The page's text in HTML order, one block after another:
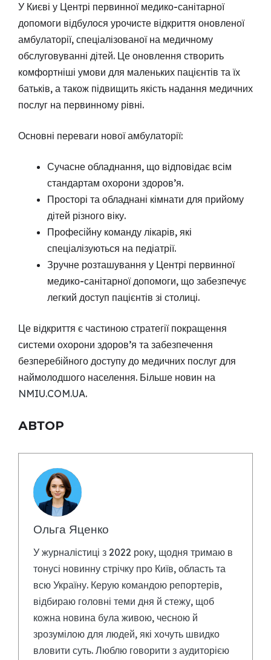
У Києві у Центрі первинної медико-санітарної
допомоги відбулося урочисте відкриття оновленої
амбулаторії, спеціалізованої на медичному
обслуговуванні дітей. Це оновлення створить
комфортніші умови для маленьких пацієнтів та їх
батьків, а також підвищить якість надання медичних
послуг на первинному рівні.
Основні переваги нової амбулаторії:
Сучасне обладнання, що відповідає всім
стандартам охорони здоров’я.
Просторі та обладнані кімнати для прийому
дітей різного віку.
Професійну команду лікарів, які
спеціалізуються на педіатрії.
Зручне розташування у Центрі первинної
медико-санітарної допомоги, що забезпечує
легкий доступ пацієнтів зі столиці.
Це відкриття є частиною стратегії покращення
системи охорони здоров’я та забезпечення
безперебійного доступу до медичних послуг для
наймолодшого населення. Більше новин на
NMIU.COM.UA.
АВТОР
Ольга Яценко
У журналістиці з 2022 року, щодня тримаю в
тонусі новинну стрічку про Київ, область та
всю Україну. Керую командою репортерів,
відбираю головні теми дня й стежу, щоб
кожна новина була живою, чесною й
зрозумілою для людей, які хочуть швидко
вловити суть. Люблю говорити з аудиторією